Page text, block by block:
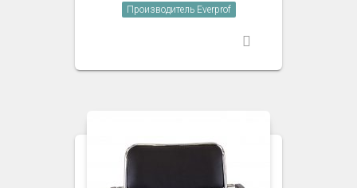
Производитель Everprof